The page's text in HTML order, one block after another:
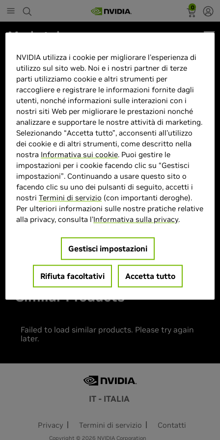
0
Marketplace
Acer Aspire 5 A515 Intel Core i5-
1235U 16GB RTX2050 512GB
15.6"FHD Win 11
> Display : 15POLLICI"|
> GPU : GeForce RTX 2050
> CPU : I5
> Dimensione memoria : 16GB
> Storage : 512GB SSD
> MPN : NX.KNZET.001
Prodotto esaurito
Similar Products
Failed to load similar products. Please try again
later.
IT - ITALIA
Privacy Termini di servizio Contatti
Copyright © 2026 NVIDIA Corporation
NVIDIA utilizza i cookie per migliorare l'esperienza di
utilizzo sul sito web. Noi e i nostri partner di terze
parti utilizziamo cookie e altri strumenti per
raccogliere e registrare le informazioni fornite dagli
utenti, nonché informazioni sulle interazioni con i
nostri siti Web per migliorare le prestazioni nonché
analizzare e supportare le nostre attività di marketing.
Selezionando “Accetta tutto”, acconsenti all'utilizzo
dei cookie e di altri strumenti, come descritto nella
nostra Informativa sui cookie. Puoi gestire le
impostazioni per i cookie facendo clic su “Gestisci
impostazioni”. Continuando a usare questo sito o
facendo clic su uno dei pulsanti di seguito, accetti i
nostriTermini di servizio (con importanti deroghe).
Per ulteriori informazioni sulle nostre pratiche relative
alla privacy, consulta l'Informativa sulla privacy.
Gestisci impostazioni
Rifiuta facoltativi Accetta tutto